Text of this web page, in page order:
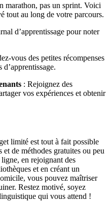
marathon, pas un sprint. Voici
tout au long de votre parcours.
d’apprentissage pour noter
vous des petites récompenses
: Rejoignez des
vos expériences et obtenir
limité est tout à fait possible
et de méthodes gratuites ou peu
en rejoignant des
et en créant un
vous pouvez maîtriser
Restez motivé, soyez
qui vous attend !